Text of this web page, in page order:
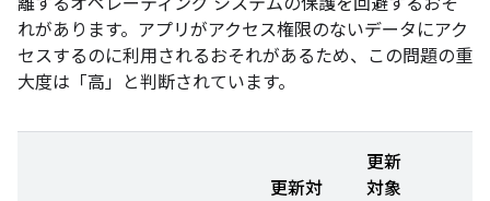
離するオペレーティング システムの保護を回避するおそ
れがあります。アプリがアクセス権限のないデータにアク
セスするのに利用されるおそれがあるため、この問題の重
大度は「高」と判断されています。
更新対
更新
対象